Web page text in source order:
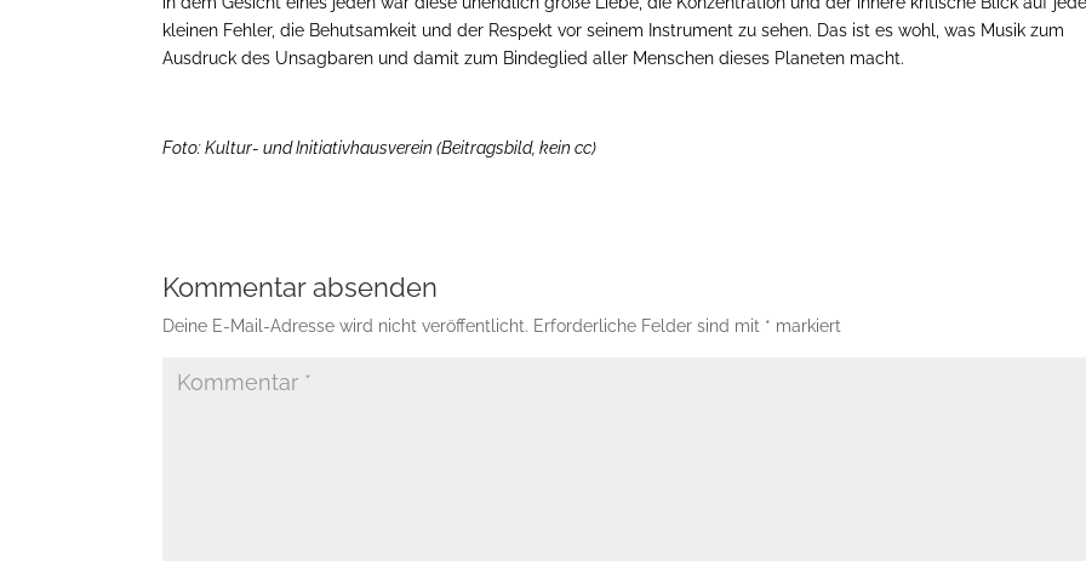
kleinen Fehler, die Behutsamkeit und der Respekt vor seinem Instrument zu sehen. Das ist es wohl, was Musik zum
Ausdruck des Unsagbaren und damit zum Bindeglied aller Menschen dieses Planeten macht.
Foto: Kultur- und Initiativhausverein (Beitragsbild, kein cc)
Kommentar absenden
Deine E-Mail-Adresse wird nicht veröffentlicht. Erforderliche Felder sind mit * markiert